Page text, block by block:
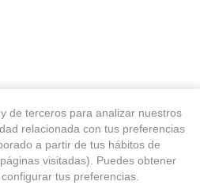
de terceros para analizar nuestros
relacionada con tus preferencias
a partir de tus hábitos de
visitadas). Puedes obtener
tus preferencias.